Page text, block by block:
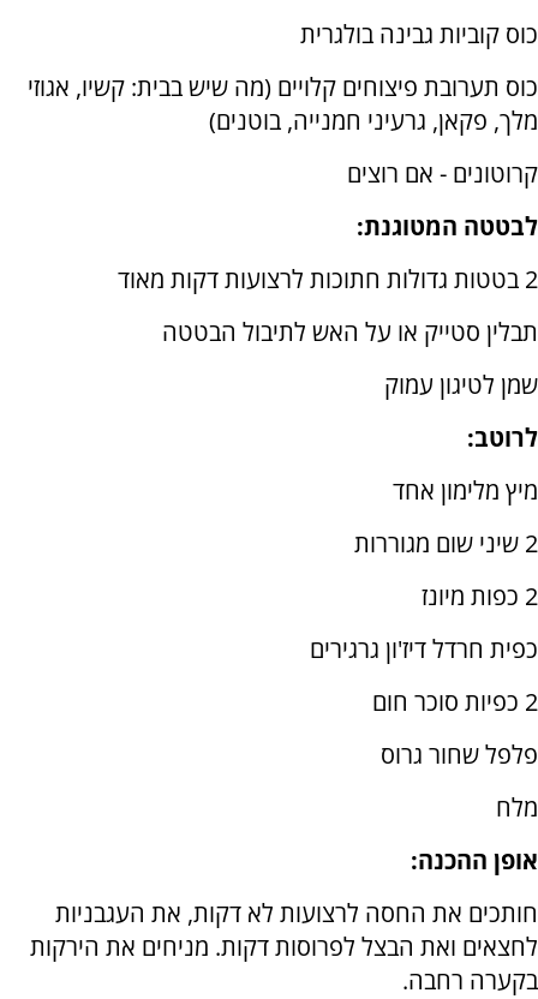
כוס קוביות גבינה בולגרית
כוס תערובת פיצוחים קלויים (מה שיש בבית: קשיו, אגוזי
מלך, פקאן, גרעיני חמנייה, בוטנים)
קרוטונים - אם רוצים
לבטטה המטוגנת:
2 בטטות גדולות חתוכות לרצועות דקות מאוד
תבלין סטייק או על האש לתיבול הבטטה
שמן לטיגון עמוק
לרוטב:
מיץ מלימון אחד
2 שיני שום מגוררות
2 כפות מיונז
כפית חרדל דיז'ון גרגירים
2 כפיות סוכר חום
פלפל שחור גרוס
מלח
אופן ההכנה:
חותכים את החסה לרצועות לא דקות, את העגבניות
לחצאים ואת הבצל לפרוסות דקות. מניחים את הירקות
בקערה רחבה.